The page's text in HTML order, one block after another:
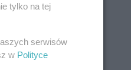
tylko na tej
serwisów
w Polityce